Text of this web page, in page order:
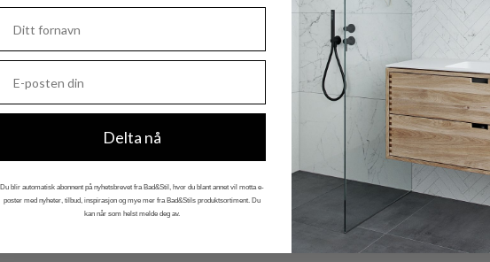
Delta nå
Du blir automatisk abonnent på nyhetsbrevet fra Bad&Stil, hvor du blant annet vil motta e-
poster med nyheter, tilbud, inspirasjon og mye mer fra Bad&Stils produktsortiment. Du
kan når som helst melde deg av.